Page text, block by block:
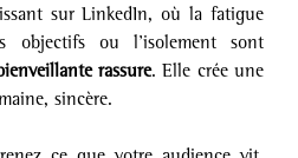
sur LinkedIn, où la fatigue
objectifs ou l’isolement sont
rassure. Elle crée une
sincère.